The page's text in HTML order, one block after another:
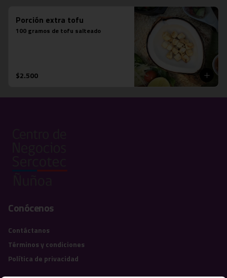
Porción extra tofu
100 gramos de tofu salteado
$2.500
Conócenos
Contáctanos
Términos y condiciones
Política de privacidad